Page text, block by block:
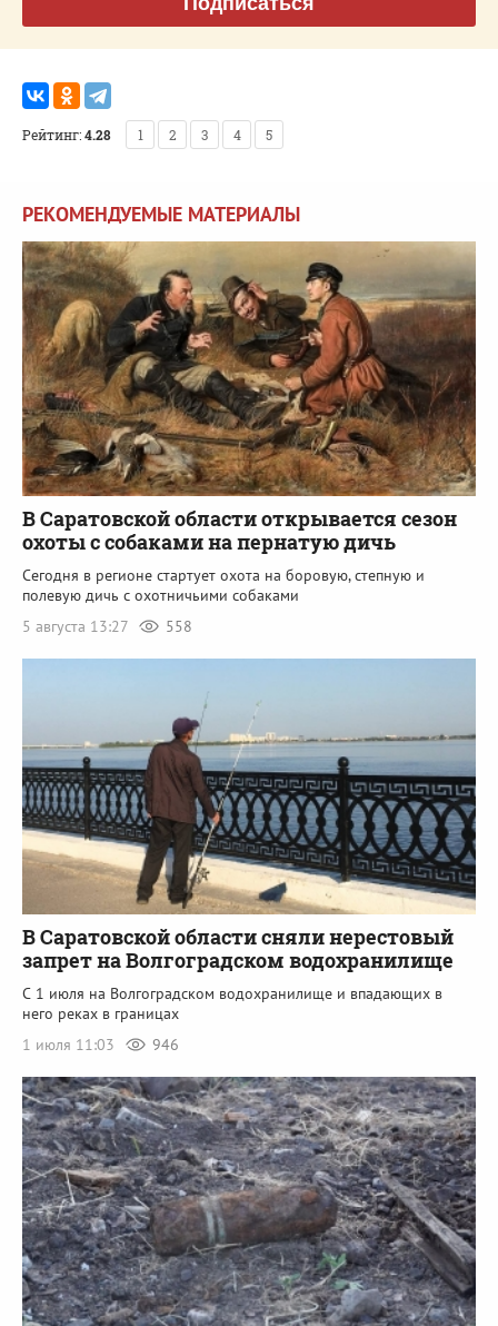
Рейтинг:4.28 1 2 3 4 5
РЕКОМЕНДУЕМЫЕ МАТЕРИАЛЫ
В Саратовской области открывается сезон
охоты с собаками на пернатую дичь
Сегодня в регионе стартует охота на боровую, степную и
полевую дичь с охотничьими собаками
5 августа 13:27
558
В Саратовской области сняли нерестовый
запрет на Волгоградском водохранилище
С 1 июля на Волгоградском водохранилище и впадающих в
него реках в границах
1 июля 11:03
946